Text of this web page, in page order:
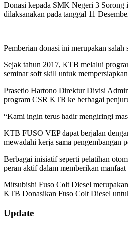
Donasi kepada SMK Negeri 3 Sorong
dilaksanakan pada tanggal 11
Pemberian donasi ini merupakan
Sejak tahun 2017, KTB melalui
seminar soft skill untuk
Prasetio Hartono Direktur Divisi
program CSR KTB ke berbagai
“Kami ingin terus hadir mengiringi
KTB FUSO VEP dapat berjalan
mewadahi kerja sama pengembangan
Berbagai inisiatif seperti pelatihan
peran aktif dalam memberikan
Mitsubishi Fuso Colt Diesel
KTB Donasikan Fuso Colt Diesel
2026-
01-
Update